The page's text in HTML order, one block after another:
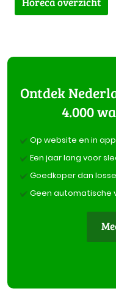
Ontdek
4.000
Op website en in
Een jaar lang voor
Goedkoper dan
Geen automatische